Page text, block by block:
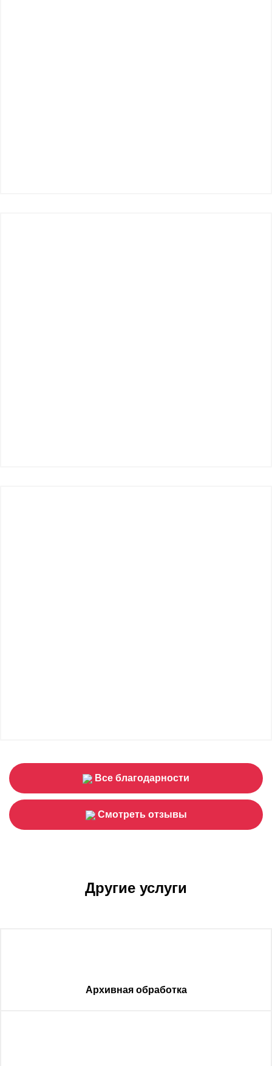
Все благодарности
Смотреть отзывы
Другие услуги
Архивная обработка